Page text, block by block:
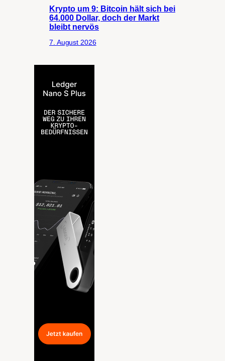
Krypto um 9: Bitcoin hält sich bei
64.000 Dollar, doch der Markt
bleibt nervös
7. August 2026